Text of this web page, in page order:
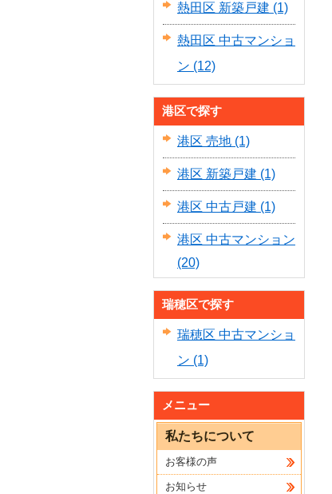
熱田区 新築戸建 (1)
熱田区 中古マンショ
ン (12)
港区で探す
港区 売地 (1)
港区 新築戸建 (1)
港区 中古戸建 (1)
港区 中古マンション
(20)
瑞穂区で探す
瑞穂区 中古マンショ
ン (1)
メニュー
私たちについて
お客様の声
お知らせ